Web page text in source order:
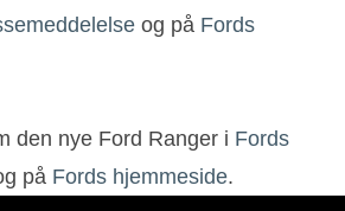
og på Fords
den nye Ford Ranger i Fords
på Fords hjemmeside.